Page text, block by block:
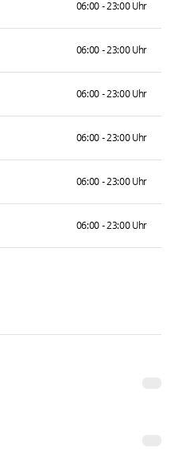
06:00 - 23:00 Uhr
06:00 - 23:00 Uhr
06:00 - 23:00 Uhr
06:00 - 23:00 Uhr
06:00 - 23:00 Uhr
06:00 - 23:00 Uhr